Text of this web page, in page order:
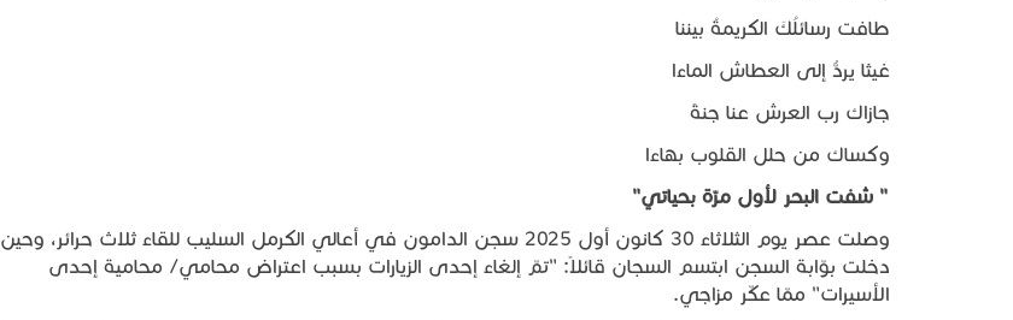
طافت رسائلُكَ الكريمةُ بيننا
غيثا يردُّ إلى العطاش الماءا
جازاك رب العرش عنا جنةً
وكساك من حلل القلوب بهاءا
" شفت البحر لأول مرّة بحياتي"
وصلت عصر يوم الثلاثاء 30 كانون أول 2025 سجن الدامون في أعالي الكرمل السليب للقاء ثلاث حرائر، وحين
دخلت بوّابة السجن ابتسم السجان قائلاً: "تمّ إلغاء إحدى الزيارات بسبب اعتراض محامي/ محامية إحدى
الأسيرات" ممّا عكّر مزاجي.